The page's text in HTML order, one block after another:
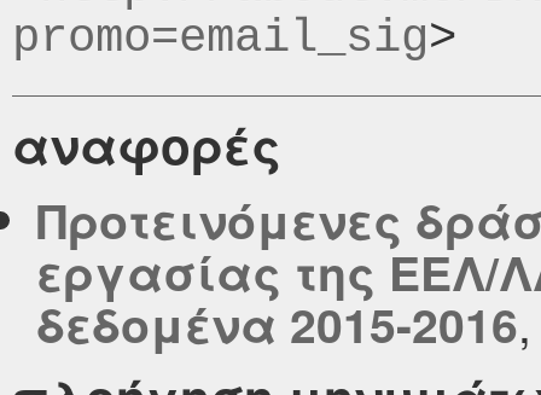
promo=email_sig
αναφορές
Προτεινόμενες
εργασίας της ΕΕΛ/
δεδομένα 2015-2016